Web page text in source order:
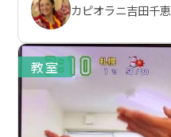
カピオラニ吉田千恵
教室